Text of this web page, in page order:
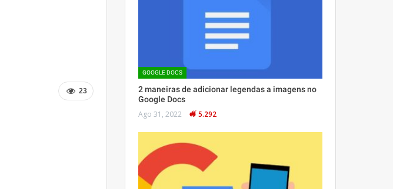
23
GOOGLE DOCS
2 maneiras de adicionar legendas a imagens no
Google Docs
Ago 31, 2022 5.292